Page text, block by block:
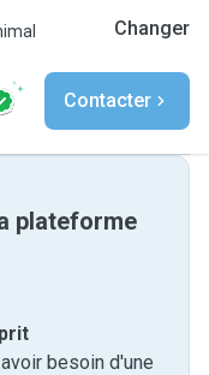
Changer
Contacter
plateforme
besoin d'une